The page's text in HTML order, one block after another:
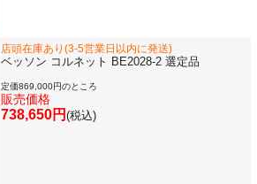
店頭在庫あり(3-5営業日以内に発送)
ベッソン コルネット BE2028-2 選定品
定価869,000円のところ
販売価格
738,650円 (税込)